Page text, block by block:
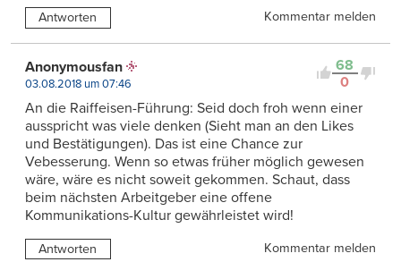
Antworten Kommentar melden
68
0
Anonymousfan
03.08.2018 um 07:46
An die Raiffeisen-Führung: Seid doch froh wenn einer
ausspricht was viele denken (Sieht man an den Likes
und Bestätigungen). Das ist eine Chance zur
Vebesserung. Wenn so etwas früher möglich gewesen
wäre, wäre es nicht soweit gekommen. Schaut, dass
beim nächsten Arbeitgeber eine offene
Kommunikations-Kultur gewährleistet wird!
Antworten Kommentar melden